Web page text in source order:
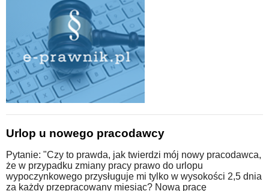
Urlop u nowego pracodawcy
Pytanie: "Czy to prawda, jak twierdzi mój nowy pracodawca,
że w przypadku zmiany pracy prawo do urlopu
wypoczynkowego przysługuje mi tylko w wysokości 2,5 dnia
za każdy przepracowany miesiąc? Nową pracę